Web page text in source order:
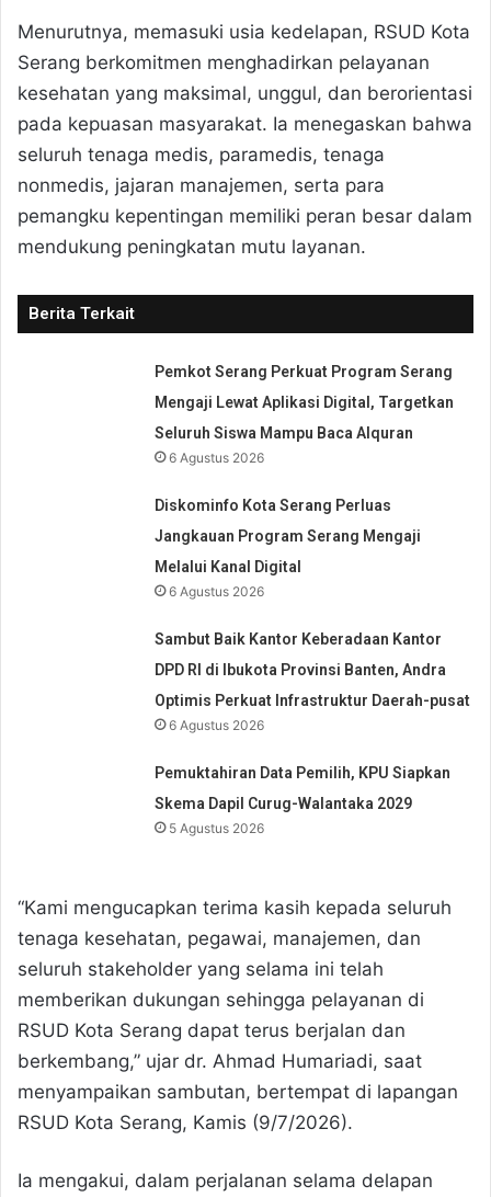
Menurutnya, memasuki usia kedelapan, RSUD Kota
Serang berkomitmen menghadirkan pelayanan
kesehatan yang maksimal, unggul, dan berorientasi
pada kepuasan masyarakat. Ia menegaskan bahwa
seluruh tenaga medis, paramedis, tenaga
nonmedis, jajaran manajemen, serta para
pemangku kepentingan memiliki peran besar dalam
mendukung peningkatan mutu layanan.
Berita Terkait
Pemkot Serang Perkuat Program Serang
Mengaji Lewat Aplikasi Digital, Targetkan
Seluruh Siswa Mampu Baca Alquran
6 Agustus 2026
Diskominfo Kota Serang Perluas
Jangkauan Program Serang Mengaji
Melalui Kanal Digital
6 Agustus 2026
Sambut Baik Kantor Keberadaan Kantor
DPD RI di Ibukota Provinsi Banten, Andra
Optimis Perkuat Infrastruktur Daerah-pusat
6 Agustus 2026
Pemuktahiran Data Pemilih, KPU Siapkan
Skema Dapil Curug-Walantaka 2029
5 Agustus 2026
“Kami mengucapkan terima kasih kepada seluruh
tenaga kesehatan, pegawai, manajemen, dan
seluruh stakeholder yang selama ini telah
memberikan dukungan sehingga pelayanan di
RSUD Kota Serang dapat terus berjalan dan
berkembang,” ujar dr. Ahmad Humariadi, saat
menyampaikan sambutan, bertempat di lapangan
RSUD Kota Serang, Kamis (9/7/2026).
Ia mengakui, dalam perjalanan selama delapan